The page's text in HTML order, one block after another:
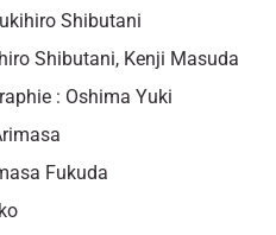
Shibutani
Shibutani, Kenji Masuda
: Oshima Yuki
Fukuda